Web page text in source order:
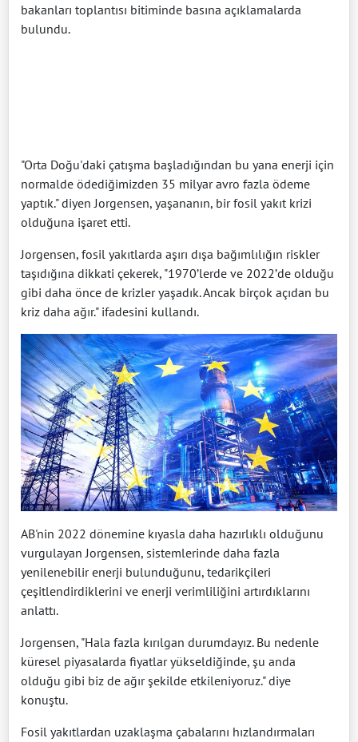
bakanları toplantısı bitiminde basına açıklamalarda
bulundu.
"Orta Doğu'daki çatışma başladığından bu yana enerji için
normalde ödediğimizden 35 milyar avro fazla ödeme
yaptık." diyen Jorgensen, yaşananın, bir fosil yakıt krizi
olduğuna işaret etti.
Jorgensen, fosil yakıtlarda aşırı dışa bağımlılığın riskler
taşıdığına dikkati çekerek, "1970’lerde ve 2022’de olduğu
gibi daha önce de krizler yaşadık. Ancak birçok açıdan bu
kriz daha ağır." ifadesini kullandı.
AB'nin 2022 dönemine kıyasla daha hazırlıklı olduğunu
vurgulayan Jorgensen, sistemlerinde daha fazla
yenilenebilir enerji bulunduğunu, tedarikçileri
çeşitlendirdiklerini ve enerji verimliliğini artırdıklarını
anlattı.
Jorgensen, "Hala fazla kırılgan durumdayız. Bu nedenle
küresel piyasalarda fiyatlar yükseldiğinde, şu anda
olduğu gibi biz de ağır şekilde etkileniyoruz." diye
konuştu.
Fosil yakıtlardan uzaklaşma çabalarını hızlandırmaları